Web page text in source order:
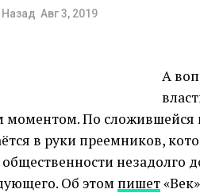
Назад Авг 3, 2019
А
По сложившейся
в руки преемников,
незадолго
Об этом пишет